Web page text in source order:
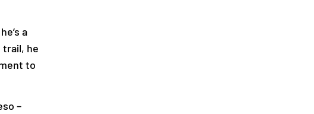
a
trail, he
to
–